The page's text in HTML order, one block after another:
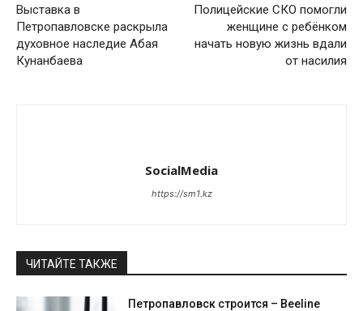
Выставка в
Петропавловске раскрыла
духовное наследие Абая
Кунанбаева
Полицейские СКО помогли
женщине с ребёнком
начать новую жизнь вдали
от насилия
SocialMedia
https://sm1.kz
ЧИТАЙТЕ ТАКЖЕ
Петропавловск строится – Beeline